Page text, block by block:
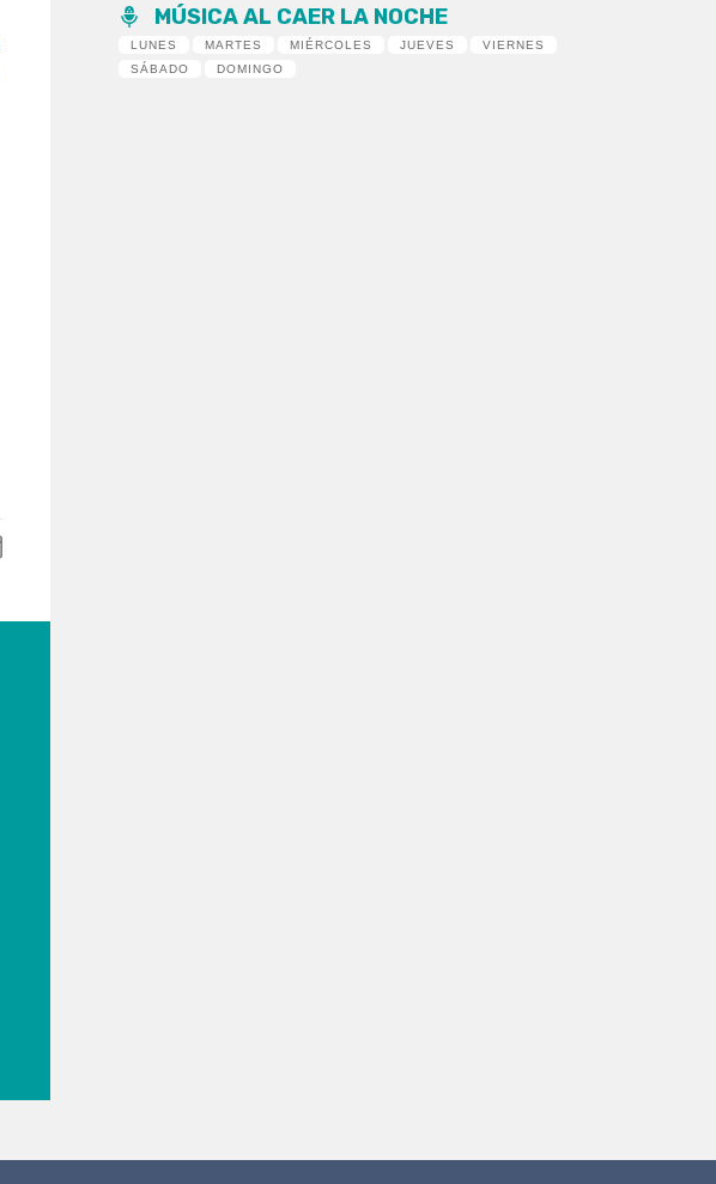
MÚSICA AL CAER LA NOCHE
LUNES MARTES MIÉRCOLES JUEVES
VIERNES
SÁBADO
DOMINGO